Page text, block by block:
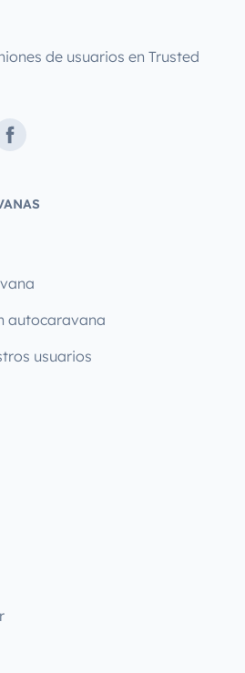
de usuarios en Trusted
Facebook
autocaravana
usuarios